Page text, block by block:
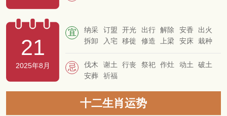
21
2025年8月
宜 纳采 订盟 开光 出行 解除 安香
出火
拆卸
入宅 移徙 修造 上梁 安床
栽种
忌 伐木 谢土 行丧 祭祀 作灶 动土
破土
安葬
祈福
十二生肖运势